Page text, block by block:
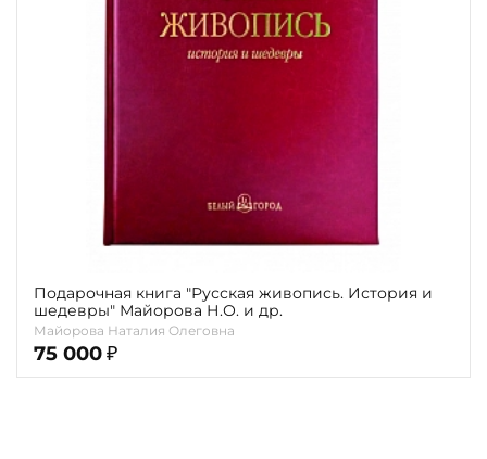
Подарочная книга "Русская живопись. История и
шедевры" Майорова Н.О. и др.
Майорова Наталия Олеговна
75 000 ₽